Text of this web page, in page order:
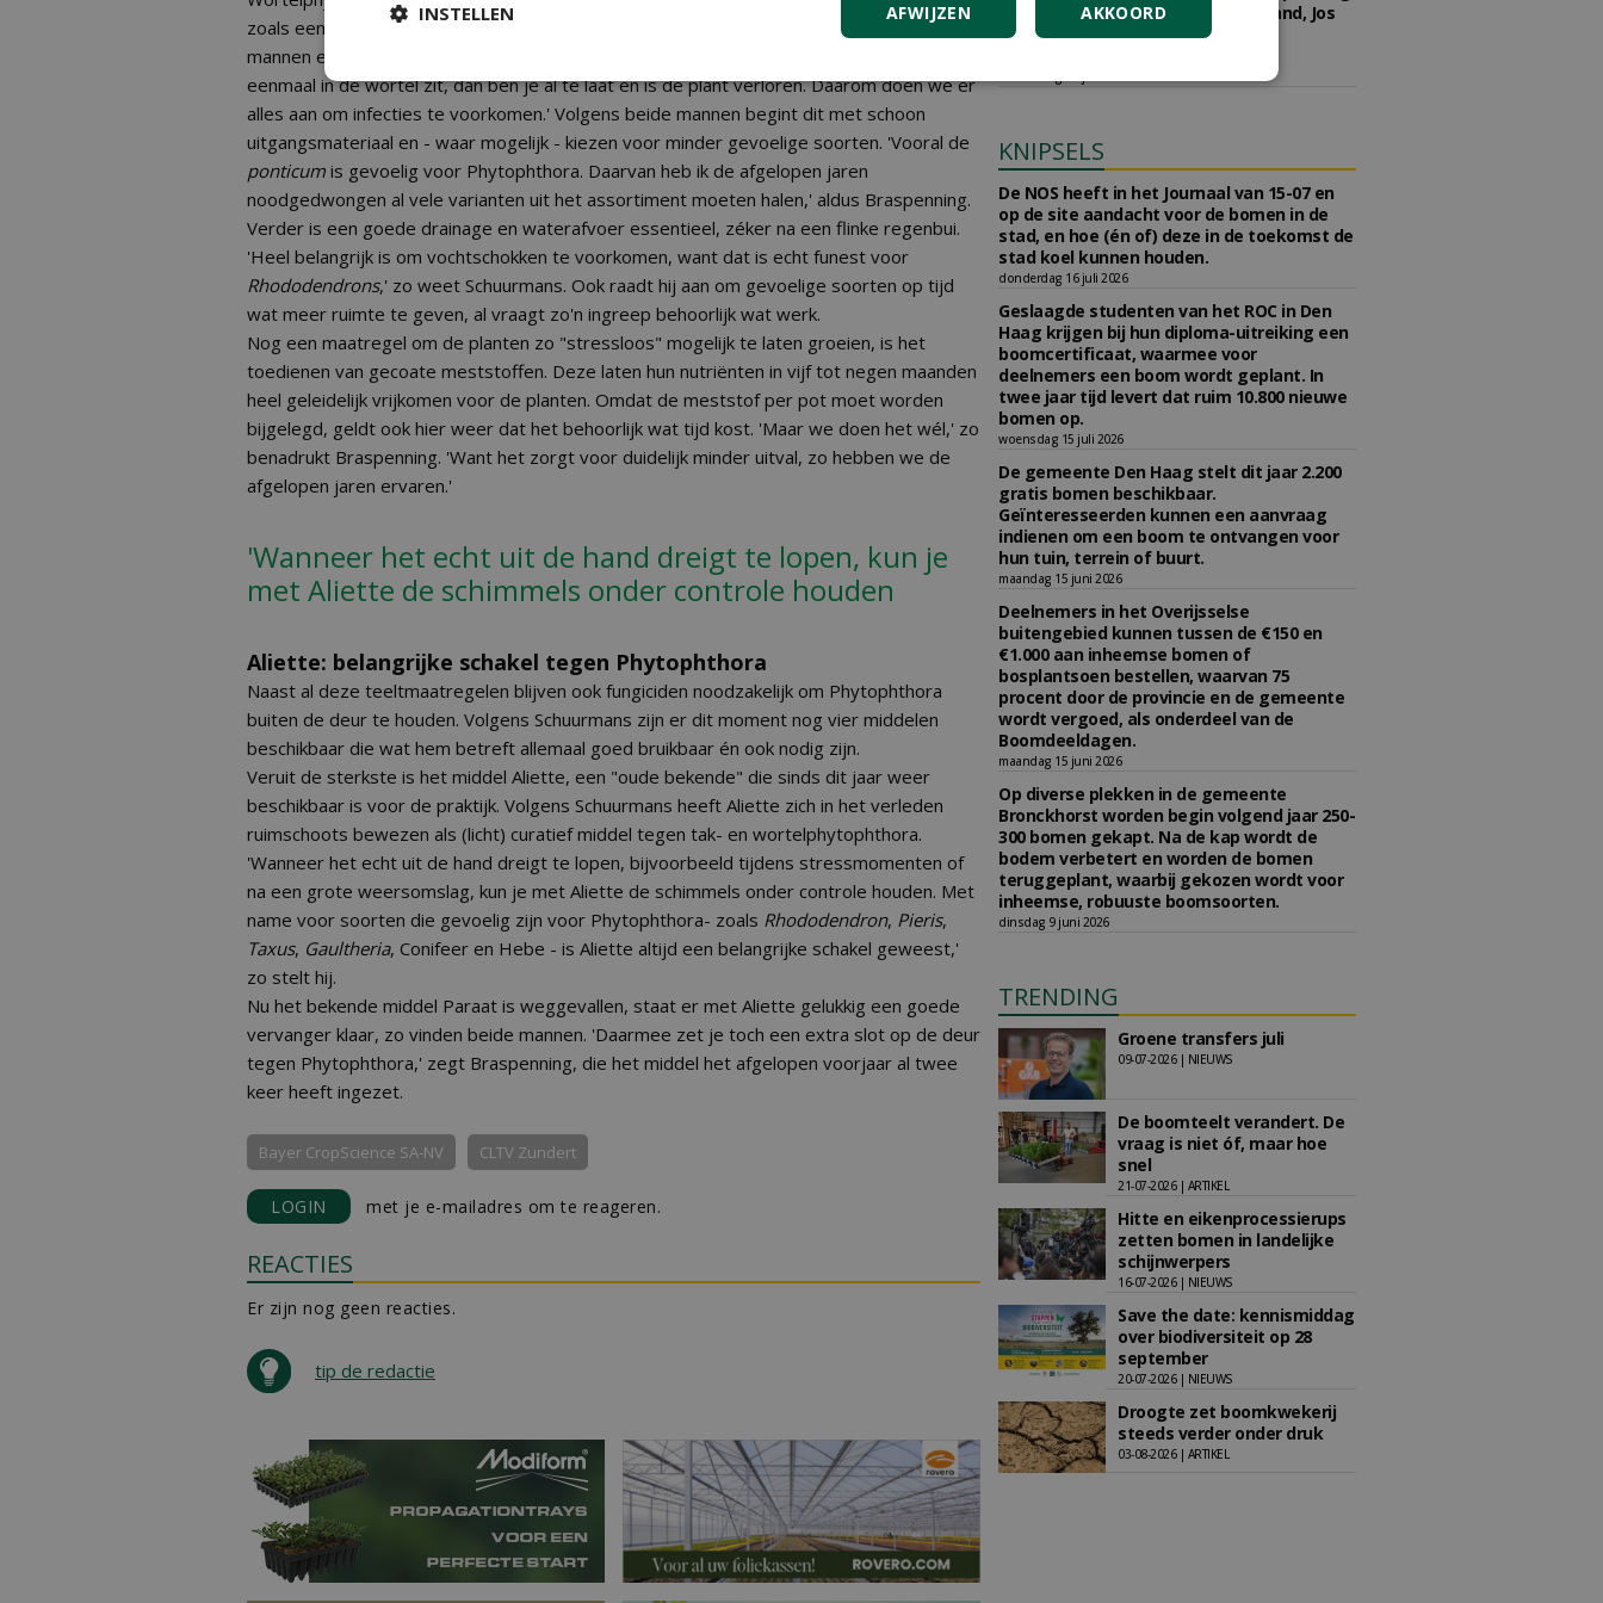
zoals een weersomslag met veel regen. Deze vorm van phytophthora is volgens beide
mannen een veel grotere bedreiging voor de teelt. Braspenning: 'Als de schimmel
eenmaal in de wortel zit, dan ben je al te laat en is de plant verloren. Daarom doen we er
alles aan om infecties te voorkomen.' Volgens beide mannen begint dit met schoon
uitgangsmateriaal en - waar mogelijk - kiezen voor minder gevoelige soorten. 'Vooral de
ponticum is gevoelig voor Phytophthora. Daarvan heb ik de afgelopen jaren
noodgedwongen al vele varianten uit het assortiment moeten halen,' aldus Braspenning.
Verder is een goede drainage en waterafvoer essentieel, zéker na een flinke regenbui.
'Heel belangrijk is om vochtschokken te voorkomen, want dat is echt funest voor
Rhododendrons,' zo weet Schuurmans. Ook raadt hij aan om gevoelige soorten op tijd
wat meer ruimte te geven, al vraagt zo'n ingreep behoorlijk wat werk.
Nog een maatregel om de planten zo "stressloos" mogelijk te laten groeien, is het
toedienen van gecoate meststoffen. Deze laten hun nutriënten in vijf tot negen maanden
heel geleidelijk vrijkomen voor de planten. Omdat de meststof per pot moet worden
bijgelegd, geldt ook hier weer dat het behoorlijk wat tijd kost. 'Maar we doen het wél,' zo
benadrukt Braspenning. 'Want het zorgt voor duidelijk minder uitval, zo hebben we de
afgelopen jaren ervaren.'
'Wanneer het echt uit de hand dreigt te lopen, kun je
met Aliette de schimmels onder controle houden
Aliette: belangrijke schakel tegen Phytophthora
Naast al deze teeltmaatregelen blijven ook fungiciden noodzakelijk om Phytophthora
buiten de deur te houden. Volgens Schuurmans zijn er dit moment nog vier middelen
beschikbaar die wat hem betreft allemaal goed bruikbaar én ook nodig zijn.
Veruit de sterkste is het middel Aliette, een "oude bekende" die sinds dit jaar weer
beschikbaar is voor de praktijk. Volgens Schuurmans heeft Aliette zich in het verleden
ruimschoots bewezen als (licht) curatief middel tegen tak- en wortelphytophthora.
'Wanneer het echt uit de hand dreigt te lopen, bijvoorbeeld tijdens stressmomenten of
na een grote weersomslag, kun je met Aliette de schimmels onder controle houden. Met
name voor soorten die gevoelig zijn voor Phytophthora- zoals Rhododendron, Pieris,
Taxus, Gaultheria, Conifeer en Hebe - is Aliette altijd een belangrijke schakel geweest,'
zo stelt hij.
Nu het bekende middel Paraat is weggevallen, staat er met Aliette gelukkig een goede
vervanger klaar, zo vinden beide mannen. 'Daarmee zet je toch een extra slot op de deur
tegen Phytophthora,' zegt Braspenning, die het middel het afgelopen voorjaar al twee
keer heeft ingezet.
Bayer CropScience SA-NV CLTV Zundert
LOGIN met je e-mailadres om te reageren.
REACTIES
Er zijn nog geen reacties.
tip de redactie
aan Boomkwekerij Ebben, JUB Holland, Jos
Scholman Groen en Boot & Dart
KNIPSELS
De NOS heeft in het Journaal van 15-07 en
op de site aandacht voor de bomen in de
stad, en hoe (én of) deze in de toekomst de
stad koel kunnen houden.
donderdag 16 juli 2026
Geslaagde studenten van het ROC in Den
Haag krijgen bij hun diploma-uitreiking een
boomcertificaat, waarmee voor
deelnemers een boom wordt geplant. In
twee jaar tijd levert dat ruim 10.800 nieuwe
bomen op.
woensdag 15 juli 2026
De gemeente Den Haag stelt dit jaar 2.200
gratis bomen beschikbaar.
Geïnteresseerden kunnen een aanvraag
indienen om een boom te ontvangen voor
hun tuin, terrein of buurt.
maandag 15 juni 2026
Deelnemers in het Overijsselse
buitengebied kunnen tussen de €150 en
€1.000 aan inheemse bomen of
bosplantsoen bestellen, waarvan 75
procent door de provincie en de gemeente
wordt vergoed, als onderdeel van de
Boomdeeldagen.
maandag 15 juni 2026
Op diverse plekken in de gemeente
Bronckhorst worden begin volgend jaar 250-
300 bomen gekapt. Na de kap wordt de
bodem verbetert en worden de bomen
teruggeplant, waarbij gekozen wordt voor
inheemse, robuuste boomsoorten.
dinsdag 9 juni 2026
TRENDING
Groene transfers juli
09-07-2026 | NIEUWS
De boomteelt verandert. De
vraag is niet óf, maar hoe
snel
21-07-2026 | ARTIKEL
Hitte en eikenprocessierups
zetten bomen in landelijke
schijnwerpers
16-07-2026 | NIEUWS
Save the date: kennismiddag
over biodiversiteit op 28
september
20-07-2026 | NIEUWS
Droogte zet boomkwekerij
steeds verder onder druk
03-08-2026 | ARTIKEL
AKKOORD
AFWIJZEN
INSTELLEN